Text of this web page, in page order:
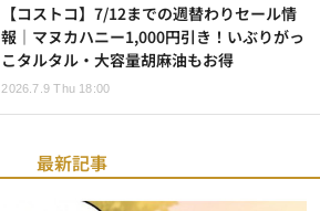
【コストコ】7/12までの週替わりセール情
報｜マヌカハニー1,000円引き！いぶりがっ
こタルタル・大容量胡麻油もお得
2026.7.9 Thu 18:00
最新記事